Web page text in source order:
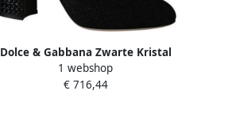
Dolce & Gabbana Zwarte Kristal
Mary Janes Booties Schoenen
Multicolor Dames
1 webshop
€ 716,44